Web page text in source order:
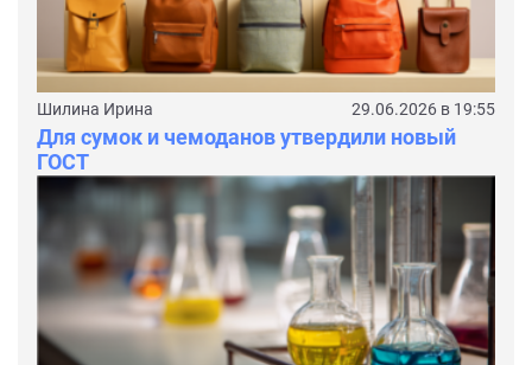
Шилина Ирина 29.06.2026 в 19:55
Для сумок и чемоданов утвердили новый
ГОСТ